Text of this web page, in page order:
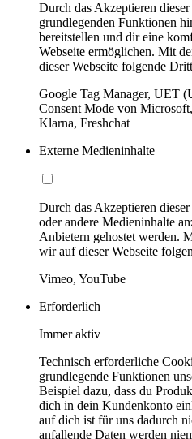
Durch das Akzeptieren
grundlegenden Funktionen
bereitstellen und dir eine
Webseite ermöglichen. Mit
dieser Webseite folgende
Google Tag Manager, UET
Consent Mode von
Klarna, Freshchat
Externe Medieninhalte
Durch das Akzeptieren
oder andere Medieninhalte
Anbietern gehostet werden.
wir auf dieser Webseite
Vimeo, YouTube
Erforderlich
Immer aktiv
Technisch erforderliche
grundlegende Funktionen
Beispiel dazu, dass du
dich in dein Kundenkonto
auf dich ist für uns dadurch
anfallende Daten werden